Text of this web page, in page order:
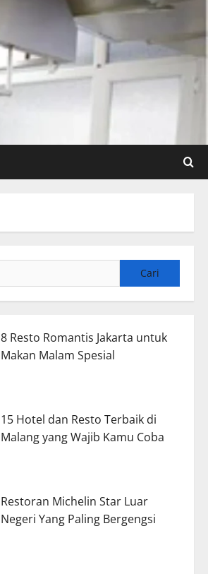
8 Resto Romantis Jakarta untuk
Makan Malam Spesial
15 Hotel dan Resto Terbaik di
Malang yang Wajib Kamu Coba
Restoran Michelin Star Luar
Negeri Yang Paling Bergengsi